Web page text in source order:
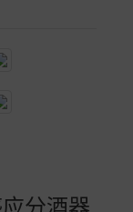
分酒器